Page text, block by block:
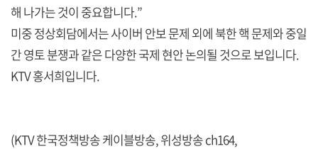
해 나가는 것이 중요합니다.”
미중 정상회담에서는 사이버 안보 문제 외에 북한 핵 문제와 중일
간 영토 분쟁과 같은 다양한 국제 현안 논의될 것으로 보입니다.
KTV 홍서희입니다.
(KTV 한국정책방송 케이블방송, 위성방송 ch164,